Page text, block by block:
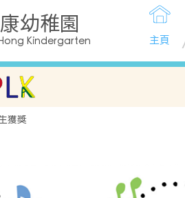
幼稚園
Kindergarten 主頁
獲獎